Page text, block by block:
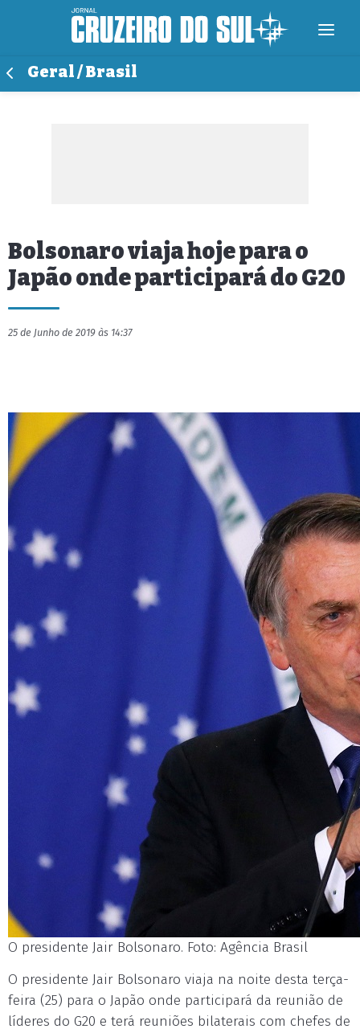
Geral / Brasil
Bolsonaro viaja hoje para o
Japão onde participará do G20
25 de Junho de 2019 às 14:37
O presidente Jair Bolsonaro. Foto: Agência Brasil
O presidente Jair Bolsonaro viaja na noite desta terça-
feira (25) para o Japão onde participará da reunião de
líderes do G20 e terá reuniões bilaterais com chefes de